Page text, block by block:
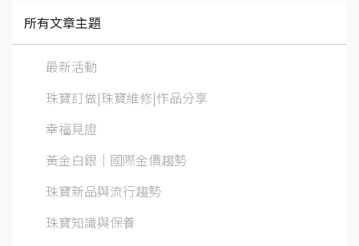
所有文章主題
最新活動
珠寶訂做|珠寶維修|作品分享
幸福見證
黃金白銀│國際金價趨勢
珠寶新品與流行趨勢
珠寶知識與保養